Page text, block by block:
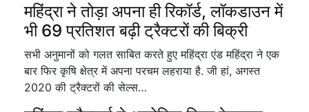
महिंद्रा ने तोड़ा अपना ही रिकॉर्ड, लॉकडाउन में
भी 69 प्रतिशत बढ़ी ट्रैक्टरों की बिक्री
सभी अनुमानों को गलत साबित करते हुए महिंद्रा एंड महिंद्रा ने एक
बार फिर कृषि क्षेत्र में अपना परचम लहराया है. जी हां, अगस्त
2020 की ट्रैक्टरों की सेल्स…